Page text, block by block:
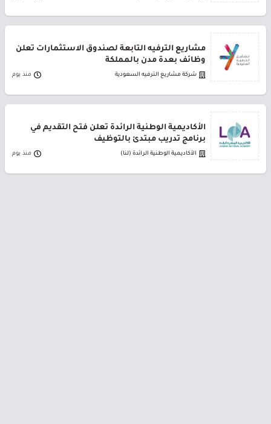
مشاريع الترفيه التابعة لصندوق الاستثمارات تعلن
وظائف بعدة مدن بالمملكة
شركة مشاريع الترفيه السعودية منذ يوم
الأكاديمية الوطنية الرائدة تعلن فتح التقديم في
برنامج تدريب مبتدئ بالتوظيف
الأكاديمية الوطنية الرائدة (لنا) منذ يوم